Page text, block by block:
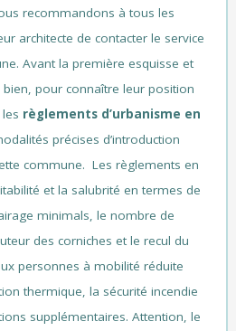
recommandons à tous les
architecte de contacter le service
Avant la première esquisse et
bien, pour connaître leur position
règlements d’urbanisme en
précises d’introduction
commune. Les règlements en
et la salubrité en termes de
minimals, le nombre de
des corniches et le recul du
personnes à mobilité réduite
thermique, la sécurité incendie
supplémentaires. Attention, le